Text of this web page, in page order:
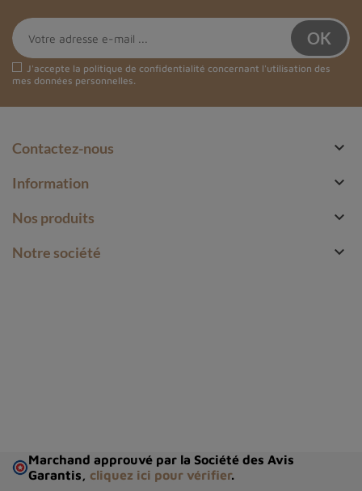
J'accepte la politique de confidentialité concernant l'utilisation des
mes données personnelles.
Contactez-nous 
Information 
Nos produits 
Notre société 
Marchand approuvé par la Société des Avis
Garantis, cliquez ici pour vérifier.